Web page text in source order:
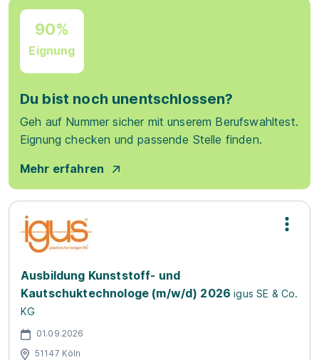
90%
Eignung
Du bist noch unentschlossen?
Geh auf Nummer sicher mit unserem Berufswahltest.
Eignung checken und passende Stelle finden.
Mehr erfahren
Ausbildung Kunststoff- und
Kautschuktechnologe (m/w/d) 2026 igus SE & Co.
KG
01.09.2026
51147 Köln